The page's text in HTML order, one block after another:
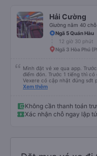
Hải Cường
Giường nằm 40 chỗ
Ngã 5 Quán Hàu
12 giờ 30 phút
Ngã 3 Hòa Phú
Mình đặt vé xe qua app.
điểm đón. Trước 1 tiếng thì có
Vexere có cập nhật đúng sđt
nữa. Ăn cơm tối là 50k/ người. Chỗ nằm thoải mái, có nước, ổ cắm sạc đầy
Xem thêm
Không cần thanh toán
Xác nhận chỗ ngay lập